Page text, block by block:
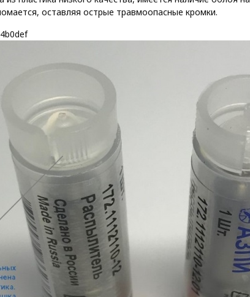
оставляя острые травмоопасные кромки.